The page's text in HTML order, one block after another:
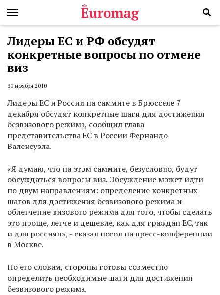
Лидеры ЕС и РФ обсудят
конкретные вопросы по отмене
виз
30 ноября 2010
Лидеры ЕС и России на саммите в Брюсселе 7
декабря обсудят конкретные шаги для достижения
безвизового режима, сообщил глава
представительства ЕС в России Фернандо
Валенсуэла.
«Я думаю, что на этом саммите, безусловно, будут
обсуждаться вопросы виз. Обсуждение может идти
по двум направлениям: определение конкретных
шагов для достижения безвизового режима и
облегчение визового режима для того, чтобы сделать
это проще, легче и дешевле, как для граждан ЕС, так
и для россиян», - сказал посол на пресс-конференции
в Москве.
По его словам, стороны готовы совместно
определить необходимые шаги для достижения
безвизового режима.